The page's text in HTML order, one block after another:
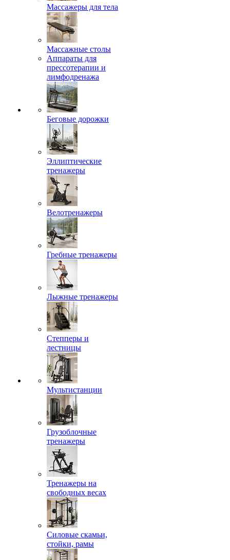
Массажеры для тела
Массажные столы
Аппараты для
прессотерапии и
лимфодренажа
Беговые дорожки
Эллиптические
тренажеры
Велотренажеры
Гребные тренажеры
Лыжные тренажеры
Степперы и
лестницы
Мультистанции
Грузоблочные
тренажеры
Тренажеры на
свободных весах
Силовые скамьи,
стойки, рамы